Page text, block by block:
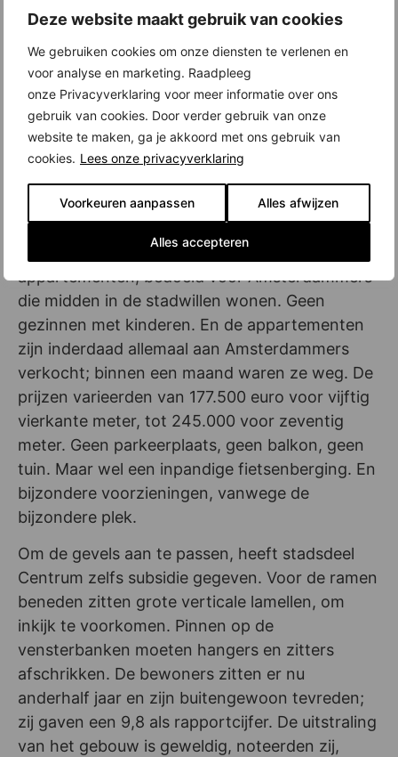
Deze website maakt gebruik van cookies
We gebruiken cookies om onze diensten te verlenen en
voor analyse en marketing. Raadpleeg
onze Privacyverklaring voor meer informatie over ons
gebruik van cookies. Door verder gebruik van onze
website te maken, ga je akkoord met ons gebruik van
cookies. Lees onze privacyverklaring
Voorkeuren aanpassen Alles afwijzen
Alles accepteren
vloeren verspringt, de gevels zijn zelfs op de
vlucht gebouwd, licht vooroverhellend, zoals je
in heel de oude binnenstad ziet.
Het is een gevel met lef, prees Pablo Herrera, lid
van de jury die de top tien selecteerde: Er is met
zorg gekeken naar kwaliteit. De afwerking en
details zijn buitengewoon, oordeelde jurylid
René Berbee. En Ans van der Hall noemde de
ruimte heel goed ingedeeld.
Achter de gevel zitten compacte
appartementen, bedoeld voor Amsterdammers
die midden in de stadwillen wonen. Geen
gezinnen met kinderen. En de appartementen
zijn inderdaad allemaal aan Amsterdammers
verkocht; binnen een maand waren ze weg. De
prijzen varieerden van 177.500 euro voor vijftig
vierkante meter, tot 245.000 voor zeventig
meter. Geen parkeerplaats, geen balkon, geen
tuin. Maar wel een inpandige fietsenberging. En
bijzondere voorzieningen, vanwege de
bijzondere plek.
Om de gevels aan te passen, heeft stadsdeel
Centrum zelfs subsidie gegeven. Voor de ramen
beneden zitten grote verticale lamellen, om
inkijk te voorkomen. Pinnen op de
vensterbanken moeten hangers en zitters
afschrikken. De bewoners zitten er nu
anderhalf jaar en zijn buitengewoon tevreden;
zij gaven een 9,8 als rapportcijfer. De uitstraling
van het gebouw is geweldig, noteerden zij,